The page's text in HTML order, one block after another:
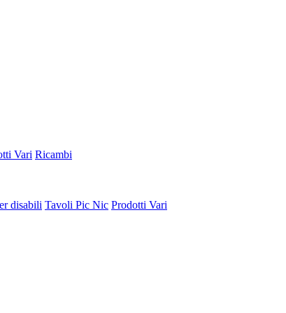
Vari Ricambi
disabili Tavoli Pic Nic Prodotti Vari